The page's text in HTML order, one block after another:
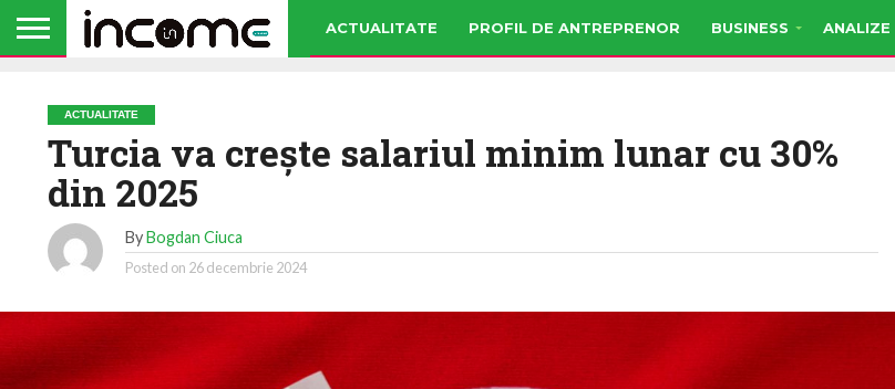
ACTUALITATE PROFIL DE ANTREPRENOR BUSINESS ANALIZE
ACTUALITATE
Turcia va creşte salariul minim lunar cu 30%
din 2025
ByBogdan Ciuca
Posted on 26 decembrie 2024